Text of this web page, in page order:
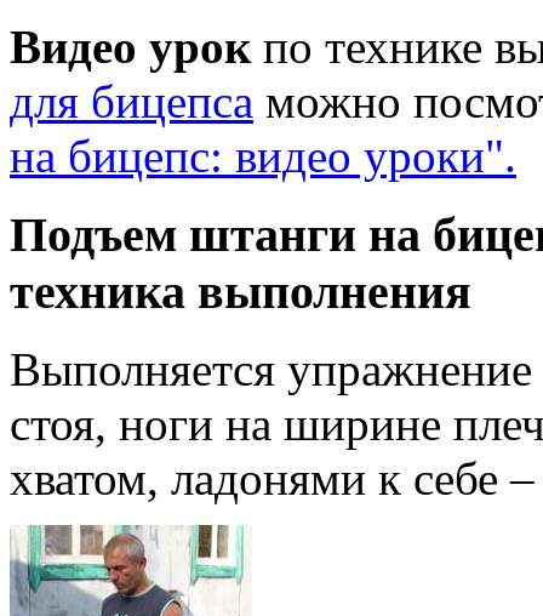
Видео урокпо технике
для бицепса можно
на бицепс: видео уроки".
Подъем штанги на
техника выполнения
Выполняется
стоя, ноги на ширине
хватом, ладонями к себе